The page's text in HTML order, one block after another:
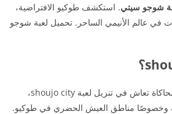
شوجو سيتي. استكشف طوكيو الافتراضية،
في عالم الأنيمي الساحر. تحميل لعبة شوجو
هي لعبة محاكاة تعاش في تنزيل لعبة shoujo city،
وخصوصًا مناطق العيش الحضري في طوكيو.